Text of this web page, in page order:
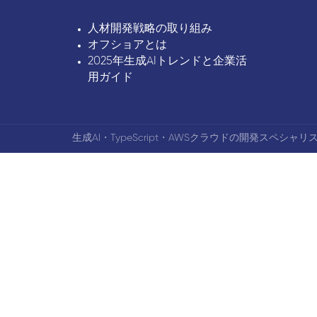
人材開発戦略の取り組み
オフショアとは
2025年生成AIトレンドと企業活
用ガイド
生成AI・TypeScript・AWSクラウドの開発スペシャリ